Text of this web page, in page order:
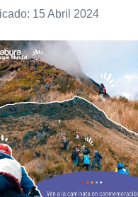
15 Abril 2024